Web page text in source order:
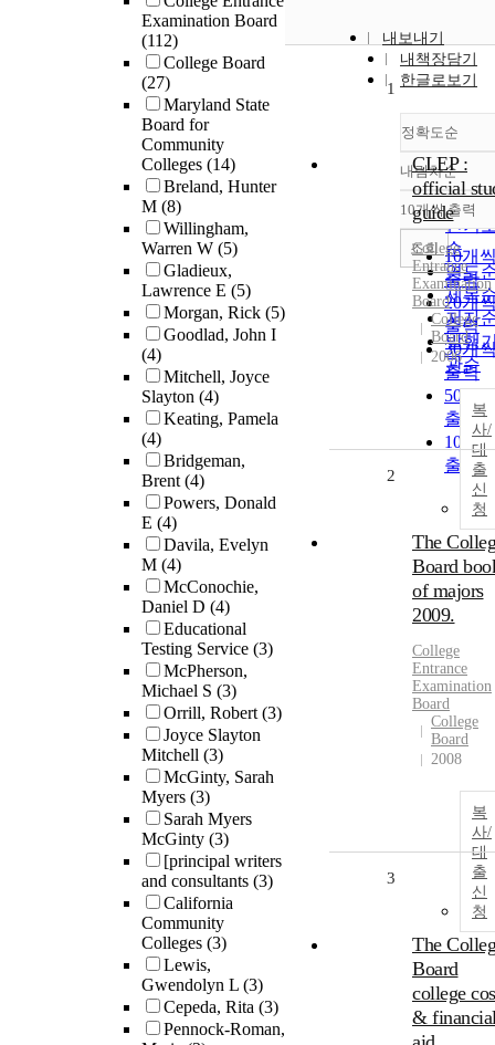
Examination Board
(112)
College Board
(27)
Maryland State
Board for
Community
Colleges (14)
Breland, Hunter
M (8)
Willingham,
Warren W (5)
Gladieux,
Lawrence E (5)
Morgan, Rick (5)
Goodlad, John I
(4)
Mitchell, Joyce
Slayton (4)
Keating, Pamela
(4)
Bridgeman,
Brent(4)
Powers, Donald
E (4)
Davila, Evelyn
M (4)
McConochie,
Daniel D (4)
Educational
Testing Service (3)
McPherson,
Michael S (3)
Orrill, Robert(3)
Joyce Slayton
Mitchell (3)
McGinty, Sarah
Myers (3)
Sarah Myers
McGinty (3)
[principal writers
and consultants (3)
California
Community
Colleges (3)
Lewis,
Gwendolyn L (3)
Cepeda, Rita (3)
Pennock-Roman,
내보내기
내책장담기
한글로보기
정확도순
정확
순
인기
순
연도
제목
저자
발행
관순
내림차순
내림
10개씩 출력
10개
출력
20개
출력
30개
출력
50개
출력
100개
출력
조회
1
CLEP :
official
guide
College
Entrance
Examination
Board
College
Board
2006
복
사/
대
출
신
청
2
The
Board
of majors
2009.
College
Entrance
Examination
Board
College
Board
2008
복
사/
대
출
신
청
3
The
Board
college
&